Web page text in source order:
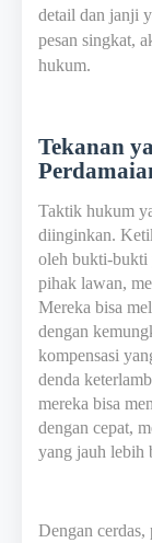
detail dan janji
pesan singkat,
hukum.
Tekanan
Taktik hukum
diinginkan.
oleh bukti-bukti
pihak lawan,
Mereka bisa
dengan
kompensasi
denda
mereka bisa
dengan cepat,
yang jauh lebih
Dengan cerdas,